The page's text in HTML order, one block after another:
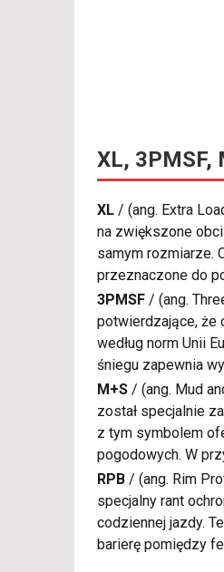
XL, 3PMSF,
XL / (ang. Extra
na zwiększone
samym rozmiarze.
przeznaczone do
3PMSF / (ang.
potwierdzające, że
według norm Unii
śniegu zapewnia
M+S / (ang. Mud
został specjalnie
z tym symbolem
pogodowych. W
RPB / (ang. Rim
specjalny rant
codziennej jazdy.
barierę pomiędzy